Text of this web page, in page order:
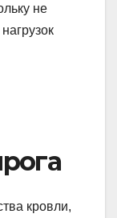
не
кровли,